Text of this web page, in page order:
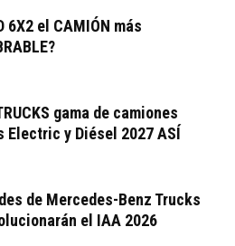
6X2 el CAMIÓN más
gama de camiones
Electric y Diésel 2027 ASÍ
de Mercedes-Benz Trucks
el IAA 2026